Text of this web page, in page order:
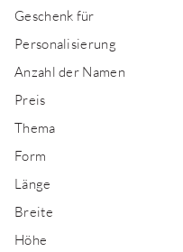
Geschenk für
Personalisierung
Anzahl der Namen
Preis
Thema
Form
Länge
Breite
Höhe